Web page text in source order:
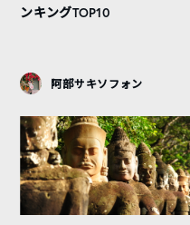
ンキングTOP10
阿部サキソフォン